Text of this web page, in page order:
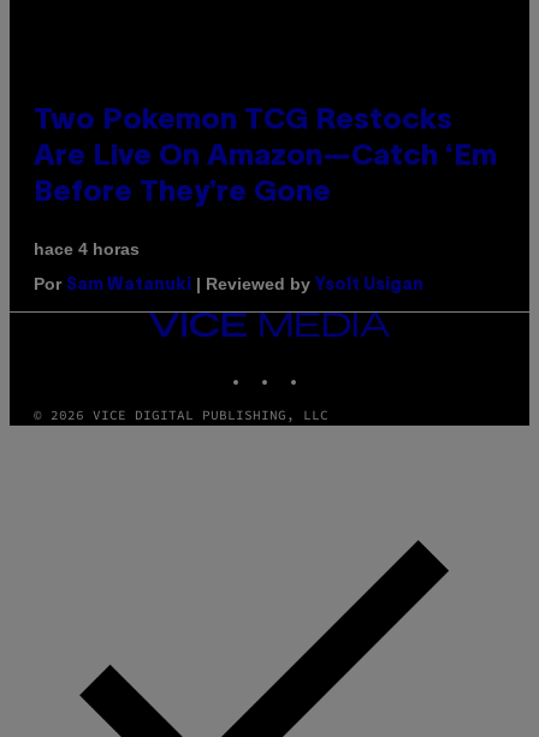
Two Pokemon TCG Restocks
Are Live On Amazon—Catch ‘Em
Before They’re Gone
hace 4 horas
Por Sam Watanuki | Reviewed by Ysolt Usigan
VICE
MEDIA
© 2026 VICE DIGITAL PUBLISHING, LLC